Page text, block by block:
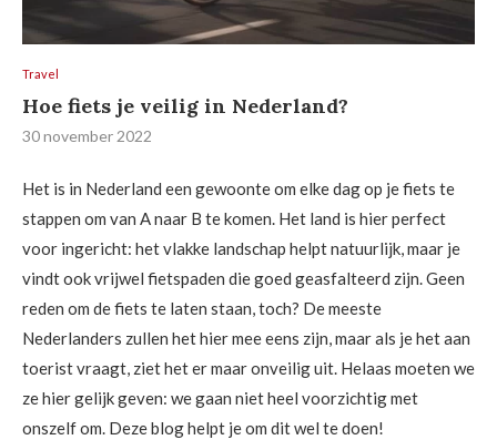
Travel
Hoe fiets je veilig in Nederland?
30 november 2022
Het is in Nederland een gewoonte om elke dag op je fiets te
stappen om van A naar B te komen. Het land is hier perfect
voor ingericht: het vlakke landschap helpt natuurlijk, maar je
vindt ook vrijwel fietspaden die goed geasfalteerd zijn. Geen
reden om de fiets te laten staan, toch? De meeste
Nederlanders zullen het hier mee eens zijn, maar als je het aan
toerist vraagt, ziet het er maar onveilig uit. Helaas moeten we
ze hier gelijk geven: we gaan niet heel voorzichtig met
onszelf om. Deze blog helpt je om dit wel te doen!